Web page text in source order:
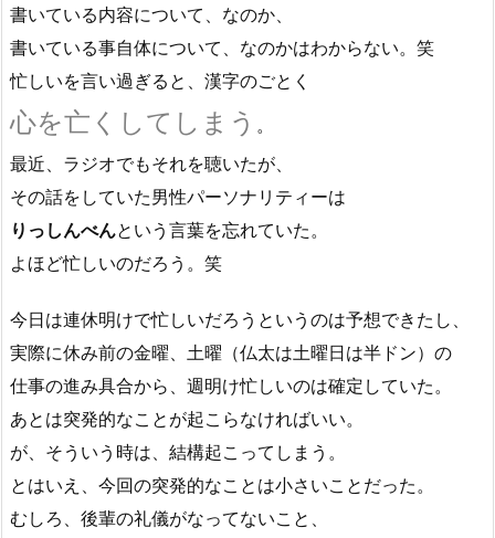
書いている内容について、なのか、
書いている事自体について、なのかはわからない。笑
忙しいを言い過ぎると、漢字のごとく
心を亡くしてしまう 。
最近、ラジオでもそれを聴いたが、
その話をしていた男性パーソナリティーは
りっしんべんという言葉を忘れていた。
よほど忙しいのだろう。笑
今日は連休明けで忙しいだろうというのは予想できたし、
実際に休み前の金曜、土曜（仏太は土曜日は半ドン）の
仕事の進み具合から、週明け忙しいのは確定していた。
あとは突発的なことが起こらなければいい。
が、そういう時は、結構起こってしまう。
とはいえ、今回の突発的なことは小さいことだった。
むしろ、後輩の礼儀がなってないこと、